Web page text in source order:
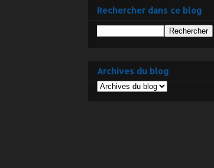
Rechercher dans ce blog
Archives du blog